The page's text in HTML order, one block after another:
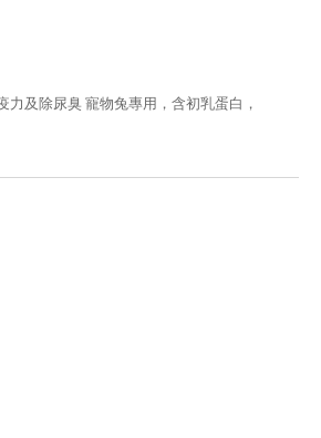
及除尿臭 寵物兔專用，含初乳蛋白，